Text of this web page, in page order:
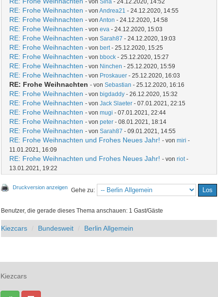
- vonSina - 24.12.2020, 14:52
RE: Frohe Weihnachten - vonAndrea21 - 24.12.2020, 14:55
RE: Frohe Weihnachten - vonAnton - 24.12.2020, 14:58
RE: Frohe Weihnachten - voneva - 24.12.2020, 15:03
RE: Frohe Weihnachten - vonSarah87 - 24.12.2020, 19:03
RE: Frohe Weihnachten - von bert- 25.12.2020, 15:25
RE: Frohe Weihnachten - von bbock - 25.12.2020, 15:27
RE: Frohe Weihnachten - von Ninchen - 25.12.2020, 15:59
RE: Frohe Weihnachten - von Proskauer - 25.12.2020, 16:03
RE: Frohe Weihnachten - vonSebastian - 25.12.2020, 16:16
RE: Frohe Weihnachten - von bigdaddy - 26.12.2020, 15:32
RE: Frohe Weihnachten - vonJack Slaeter - 07.01.2021, 22:15
RE: Frohe Weihnachten - vonmugi - 07.01.2021, 22:44
RE: Frohe Weihnachten - vonpeter - 08.01.2021, 18:14
RE: Frohe Weihnachten - vonSarah87 - 09.01.2021, 14:55
RE: Frohe Weihnachten und Frohes Neues Jahr! - vonmiri -
11.01.2021, 16:09
RE: Frohe Weihnachten und Frohes Neues Jahr! - vonriot-
13.01.2021, 19:22
Druckversion anzeigen Gehe zu:
Benutzer, die gerade dieses Thema anschauen: 1 Gast/Gäste
Kiezcars Bundesweit Berlin Allgemein
Kiezcars